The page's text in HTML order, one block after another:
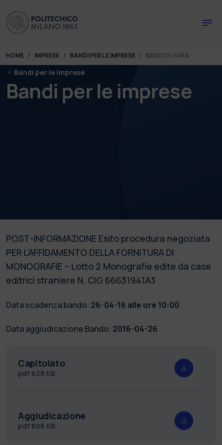
You are here:
HOME IMPRESE BANDI PER LE IMPRESE BANDI DI GARA
Bandi per le imprese
Bandi per le imprese
POST-INFORMAZIONE Esito procedura negoziata
PER L’AFFIDAMENTO DELLA FORNITURA DI
MONOGRAFIE – Lotto 2 Monografie edite da case
editrici straniere N. CIG 66631941A3
Data scadenza bando: 26-04-16 alle ore 10:00
Data aggiudicazione Bando: 2016-04-26
Capitolato
pdf 628 KB
Aggiudicazione
pdf 608 KB